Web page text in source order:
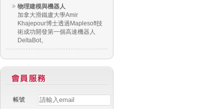
物理建模與機器人
加拿大滑鐵盧大學Amir
Khajepour博士透過Maplesoft技
術成功開發第一個高速機器人
DeltaBot。
帳號 Username